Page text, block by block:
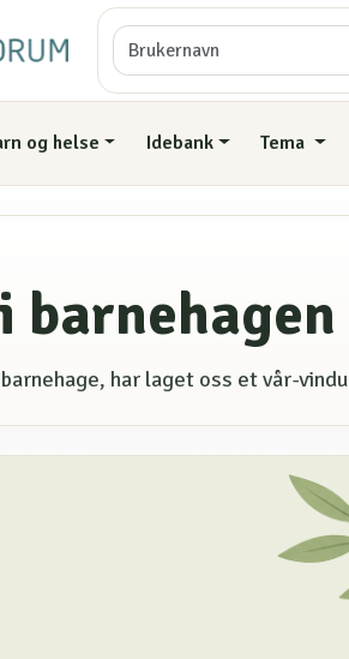
og helse Idebank Tema
barnehagen
har laget oss et vår-vindu